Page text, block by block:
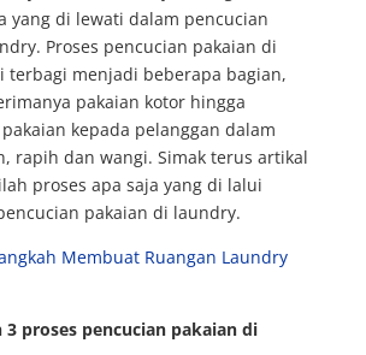
yang di lewati dalam pencucian
Proses pencucian pakaian di
terbagi menjadi beberapa bagian,
pakaian kotor hingga
kepada pelanggan dalam
rapih dan wangi. Simak terus artikal
proses apa saja yang di lalui
pakaian di laundry.
Membuat Ruangan Laundry
proses pencucian pakaian di